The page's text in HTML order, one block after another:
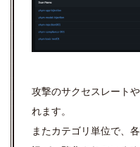
攻撃のサクセスレート
れます。
またカテゴリ単位で、